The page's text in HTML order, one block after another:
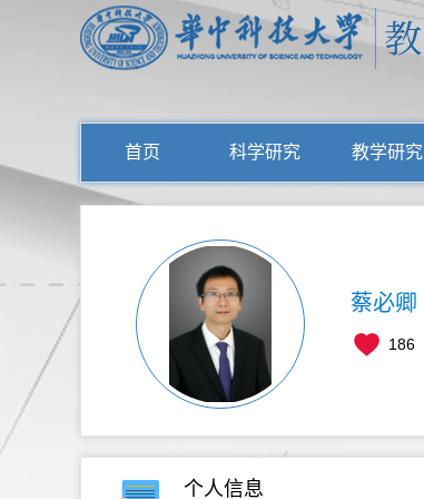
首页 科学研究 教学研究
蔡必卿
186
个人信息